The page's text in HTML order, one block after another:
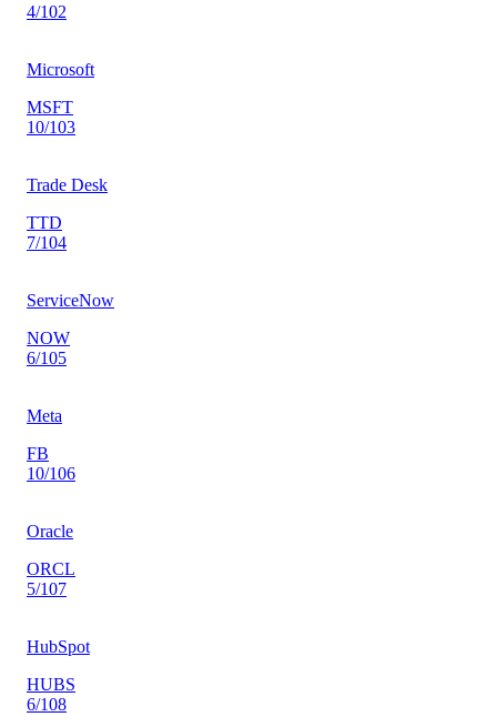
4/102
Microsoft
MSFT
10/103
Trade Desk
TTD
7/104
ServiceNow
NOW
6/105
Meta
FB
10/106
Oracle
ORCL
5/107
HubSpot
HUBS
6/108